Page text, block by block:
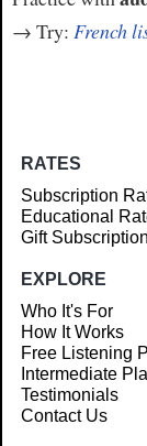
→ Try: French
RATES
Subscription
Educational
Gift
EXPLORE
Who It's For
How It Works
Free Listening
Intermediate
Testimonials
Contact Us